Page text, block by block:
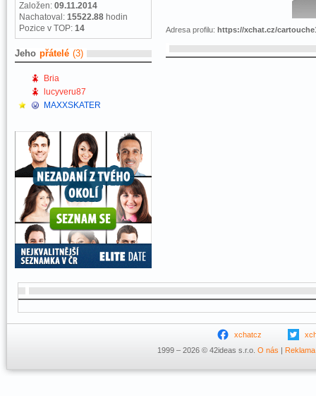
Založen: 09.11.2014
Nachatoval: 15522.88 hodin
Pozice v TOP: 14
Jeho přátelé (3)
Bria
lucyveru87
MAXXSKATER
Adresa profilu: https://xchat.cz/
xchatcz
1999 – 2026 © 42ideas s.r.o. O nás | Reklama